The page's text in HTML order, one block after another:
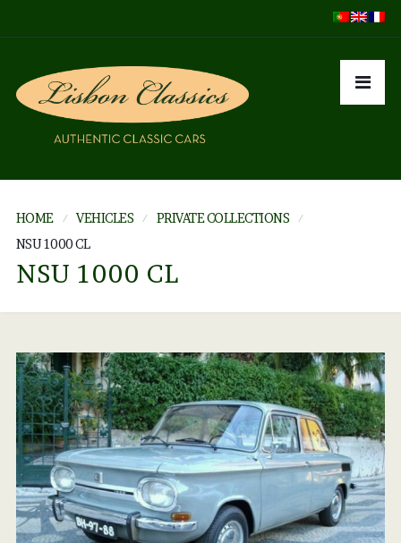
HOME VEHICLES
PRIVATE COLLECTIONS
NSU 1000 CL
NSU 1000 CL